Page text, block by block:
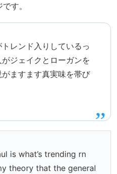
す。
レンド入りしているっ
ジェイクとローガンを
ますます真実味を帯び
is what’s trending rn
theory that the general